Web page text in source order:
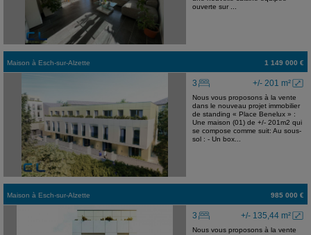
ouverte sur ...
Maison à Esch-sur-Alzette 1 149 000 €
+/- 201 m²
3
Nous vous proposons à la vente
dans le nouveau projet immobilier
de standing « Place Benelux » :
Une maison (01) de +/- 201m2 qui
se compose comme suit: Au sous-
sol : - Un box...
Maison à Esch-sur-Alzette 985 000 €
+/- 135,44 m²
3
Nous vous proposons à la vente